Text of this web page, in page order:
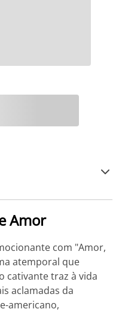
Amor
com "Amor,
atemporal que
cativante traz à vida
aclamadas da
americano,